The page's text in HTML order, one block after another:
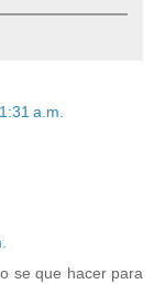
a.m.
se que hacer para